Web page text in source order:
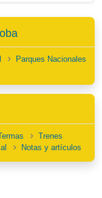
Parques Nacionales
Trenes
Notas y artículos